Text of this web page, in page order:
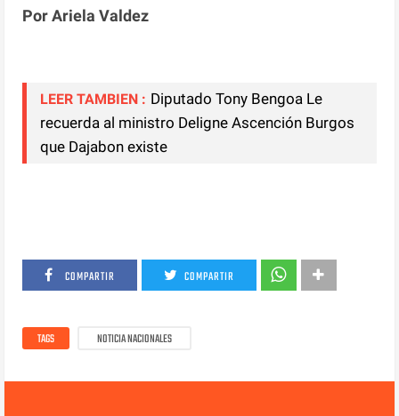
Por Ariela Valdez
LEER TAMBIEN : Diputado Tony Bengoa Le
recuerda al ministro Deligne Ascención Burgos
que Dajabon existe
COMPARTIR COMPARTIR
TAGS NOTICIA NACIONALES